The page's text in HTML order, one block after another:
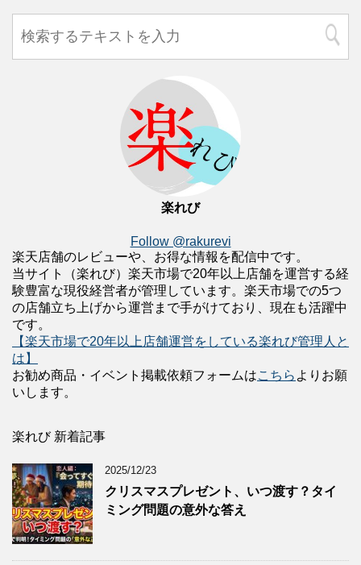
楽れび
Follow @rakurevi
楽天店舗のレビューや、お得な情報を配信中です。
当サイト（楽れび）楽天市場で20年以上店舗を運営する経
験豊富な現役経営者が管理しています。楽天市場での5つ
の店舗立ち上げから運営まで手がけており、現在も活躍中
です。
【楽天市場で20年以上店舗運営をしている楽れび管理人と
は】
お勧め商品・イベント掲載依頼フォームはこちら よりお願
いします。
楽れび 新着記事
2025/12/23
クリスマスプレゼント、いつ渡す？タイ
ミング問題の意外な答え